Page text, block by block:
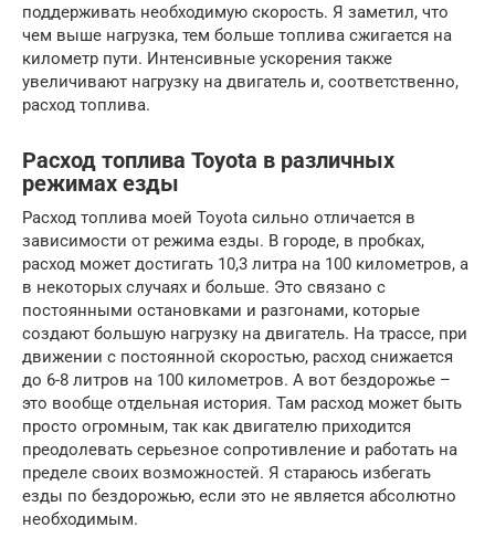
поддерживать необходимую скорость. Я заметил, что
чем выше нагрузка, тем больше топлива сжигается на
километр пути. Интенсивные ускорения также
увеличивают нагрузку на двигатель и, соответственно,
расход топлива.
Расход топлива Toyota в различных
режимах езды
Расход топлива моей Toyota сильно отличается в
зависимости от режима езды. В городе, в пробках,
расход может достигать 10,3 литра на 100 километров, а
в некоторых случаях и больше. Это связано с
постоянными остановками и разгонами, которые
создают большую нагрузку на двигатель. На трассе, при
движении с постоянной скоростью, расход снижается
до 6-8 литров на 100 километров. А вот бездорожье –
это вообще отдельная история. Там расход может быть
просто огромным, так как двигателю приходится
преодолевать серьезное сопротивление и работать на
пределе своих возможностей. Я стараюсь избегать
езды по бездорожью, если это не является абсолютно
необходимым.